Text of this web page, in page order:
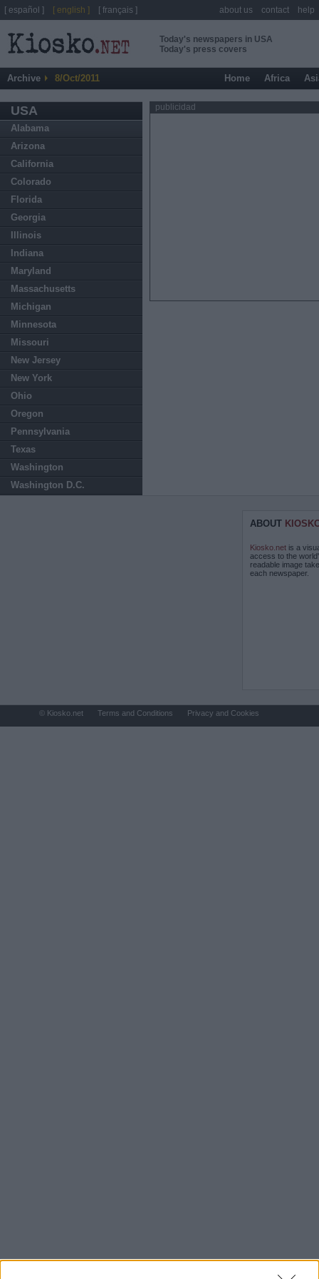
Today's newspapers in USA
Today's press covers
Archive 8/Oct/2011 Home Africa
USA
Alabama
Arizona
California
Colorado
Florida
Georgia
Illinois
Indiana
Maryland
Massachusetts
Michigan
Minnesota
Missouri
New Jersey
New York
Ohio
Oregon
Pennsylvania
Texas
Washington
Washington D.C.
publicidad
ABOUT
Kiosko.net is a
access to the
readable image
each newspaper.
[ español ] [ english ] [ français ] about us contact help
© Kiosko.net Terms and Conditions Privacy and Cookies